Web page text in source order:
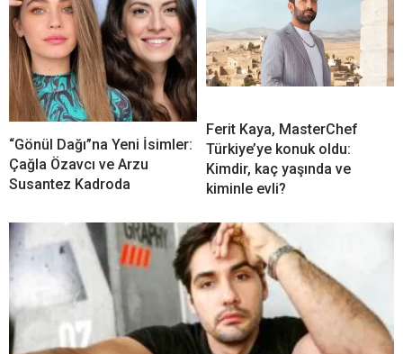
“Gönül Dağı”na Yeni İsimler:
Çağla Özavcı ve Arzu
Susantez Kadroda
Ferit Kaya, MasterChef
Türkiye’ye konuk oldu:
Kimdir, kaç yaşında ve
kiminle evli?